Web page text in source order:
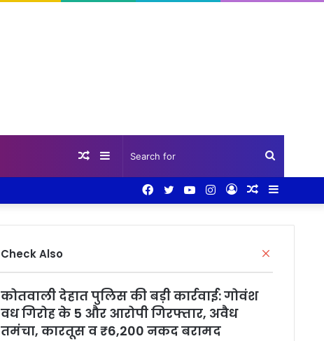
Search
for
Sidebar
Random
Sidebar
Random
Log
Instagram
YouTube
Twitter
Facebook
Check Also
कोतवाली देहात पुलिस की बड़ी कार्रवाई: गोवंश
वध गिरोह के 5 और आरोपी गिरफ्तार, अवैध
तमंचा, कारतूस व ₹6,200 नकद बरामद